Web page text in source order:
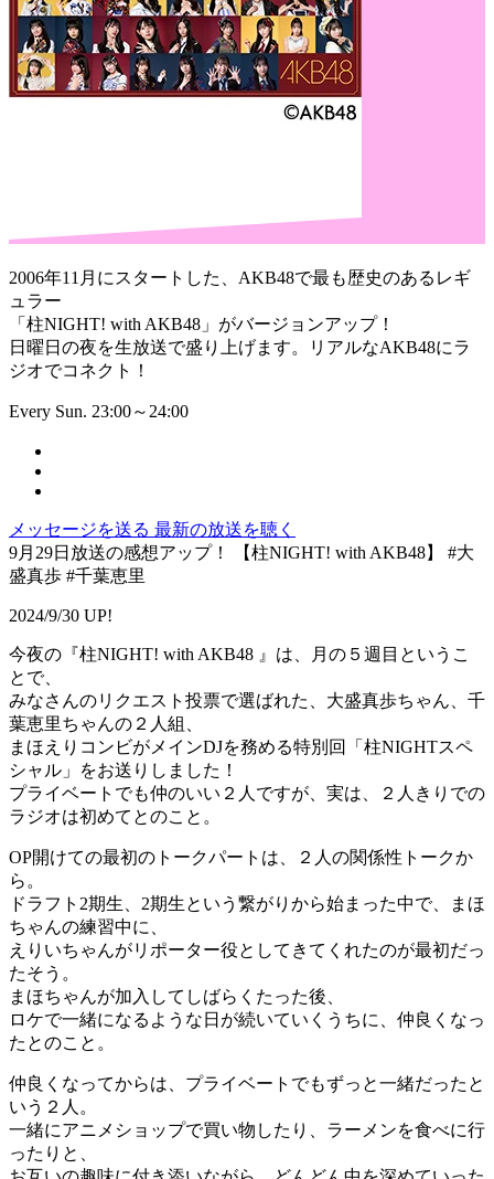
2006年11月にスタートした、AKB48で最も歴史のあるレギ
ュラー
「柱NIGHT! with AKB48」がバージョンアップ！
日曜日の夜を生放送で盛り上げます。リアルなAKB48にラ
ジオでコネクト！
Every Sun. 23:00～24:00
メッセージを送る 最新の放送を聴く
9月29日放送の感想アップ！ 【柱NIGHT! with AKB48】 #大
盛真歩 #千葉恵里
2024/9/30 UP!
今夜の『柱NIGHT! with AKB48 』は、月の５週目というこ
とで、
みなさんのリクエスト投票で選ばれた、大盛真歩ちゃん、千
葉恵里ちゃんの２人組、
まほえりコンビがメインDJを務める特別回「柱NIGHTスペ
シャル」をお送りしました！
プライベートでも仲のいい２人ですが、実は、２人きりでの
ラジオは初めてとのこと。
OP開けての最初のトークパートは、２人の関係性トークか
ら。
ドラフト2期生、2期生という繋がりから始まった中で、まほ
ちゃんの練習中に、
えりいちゃんがリポーター役としてきてくれたのが最初だっ
たそう。
まほちゃんが加入してしばらくたった後、
ロケで一緒になるような日が続いていくうちに、仲良くなっ
たとのこと。
仲良くなってからは、プライベートでもずっと一緒だったと
いう２人。
一緒にアニメショップで買い物したり、ラーメンを食べに行
ったりと、